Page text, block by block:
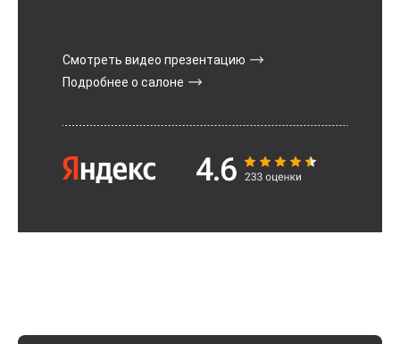
Смотреть видео презентацию
Подробнее о салоне